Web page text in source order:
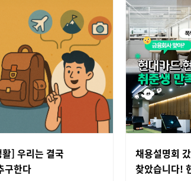
] 우리는 결국
구한다
채용설명회
찾았습니다!